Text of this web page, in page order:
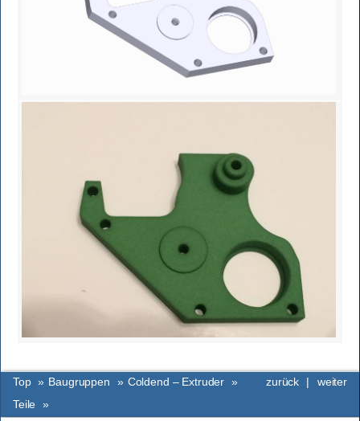
weiter
zurück |
Top » Baugruppen » Coldend – Extruder »
Teile »